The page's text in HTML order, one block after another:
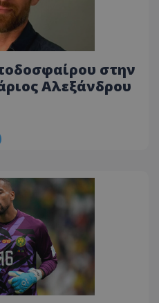
στην
Αλεξάνδρου